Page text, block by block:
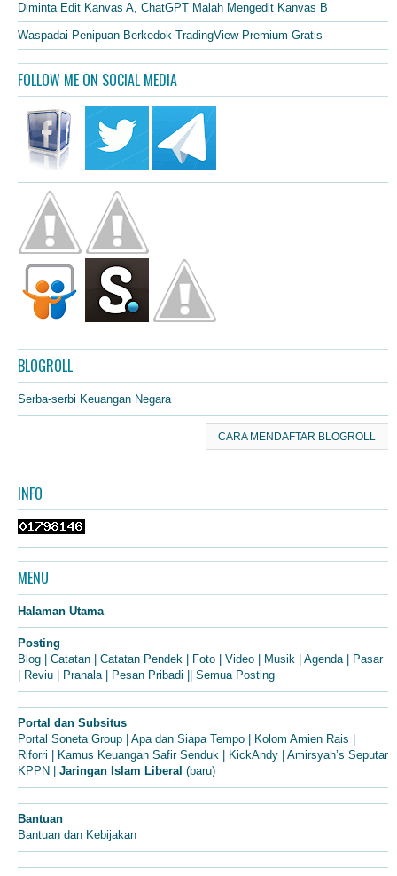
Diminta Edit Kanvas A, ChatGPT Malah Mengedit Kanvas B
Waspadai Penipuan Berkedok TradingView Premium Gratis
FOLLOW ME ON SOCIAL MEDIA
BLOGROLL
Serba-serbi Keuangan Negara
CARA MENDAFTAR BLOGROLL
INFO
MENU
Halaman Utama
Posting
Blog
Catatan Catatan Pendek Foto Video Musik Agenda|
Pasar
Reviu Pranala| Pesan Pribadi Semua Posting
Portal dan Subsitus
Portal Soneta Group
Apa dan Siapa Tempo Kolom Amien Rais
Riforri
Kamus Keuangan Safir Senduk KickAndy
Amirsyah’s Seputar
KPPN
Jaringan Islam Liberal (baru)
Bantuan
Bantuan dan Kebijakan